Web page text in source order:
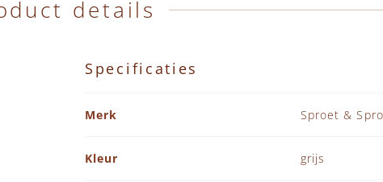
details
Specificaties
Merk
Sproet &
Kleur grijs